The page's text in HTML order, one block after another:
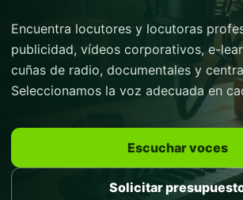
Encuentra locutores y locutoras
publicidad, vídeos corporativos, e-
cuñas de radio, documentales y
Seleccionamos la voz adecuada en
Escuchar voces
Solicitar